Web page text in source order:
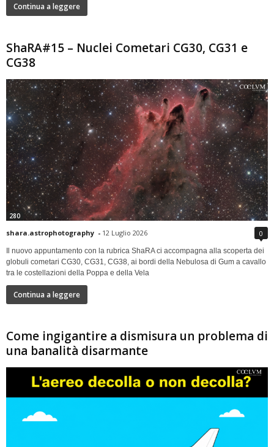
Continua a leggere
ShaRA#15 – Nuclei Cometari CG30, CG31 e
CG38
280
shara.astrophotography - 12 Luglio 2026 0
Il nuovo appuntamento con la rubrica ShaRA ci accompagna alla scoperta dei
globuli cometari CG30, CG31, CG38, ai bordi della Nebulosa di Gum a cavallo
tra le costellazioni della Poppa e della Vela
Continua a leggere
Come ingigantire a dismisura un problema di
una banalità disarmante